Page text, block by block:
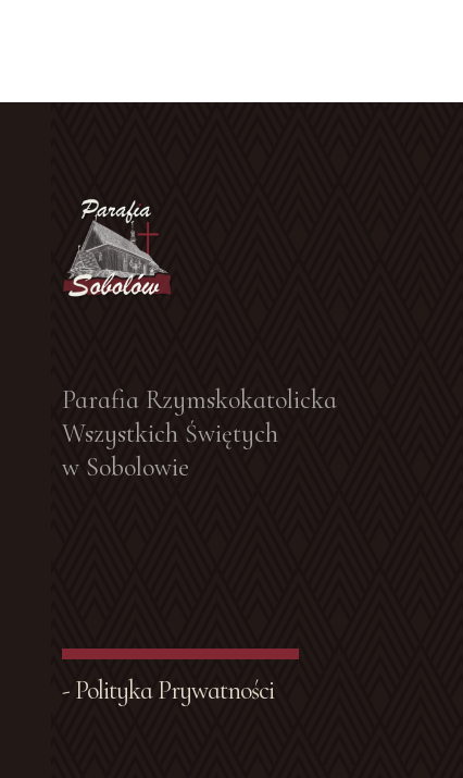
Parafia Rzymskokatolicka
Wszystkich Świętych
w Sobolowie
- Polityka Prywatności